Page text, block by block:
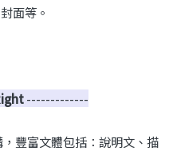
面等。
-------------
豐富文體包括：說明文、描